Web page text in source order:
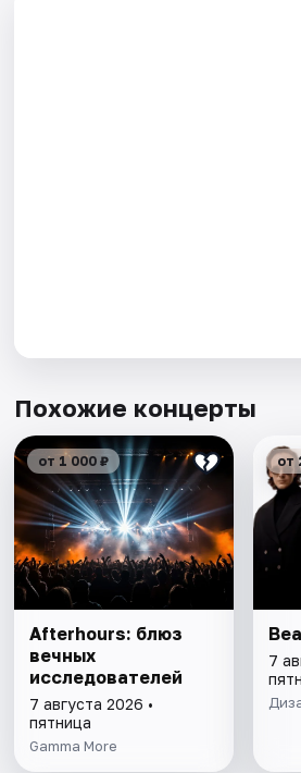
Похожие концерты
от 1 000 ₽
Afterhours: блюз
вечных
исследователей
7 августа 2026 •
пятница
Gamma More
от
7